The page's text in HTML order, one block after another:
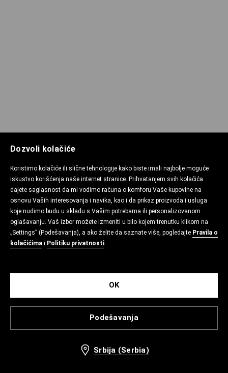
Dozvoli kolačiće
Koristimo kolačiće ili slične tehnologije kako biste imali najbolje moguće
iskustvo korišćenja naše internet stranice. Prihvatanjem svih kolačića
dajete saglasnost da mi vodimo računa o komforu Vaše kupovine na
osnovu Vaših interesovanja i navika, kao i da prikaz proizvoda i usluga
koje nudimo budu u skladu s Vašim potrebama ili personalizovanom
oglašavanju. Vaš izbor možete izmeniti u bilo kojem trenutku klikom na
„Settings” (Podešavanja), a ako želite da saznate više, pogledajte Pravila o
kolačićima i Politiku privatnosti.
Podešavanja
OK
Srbija (Serbia)